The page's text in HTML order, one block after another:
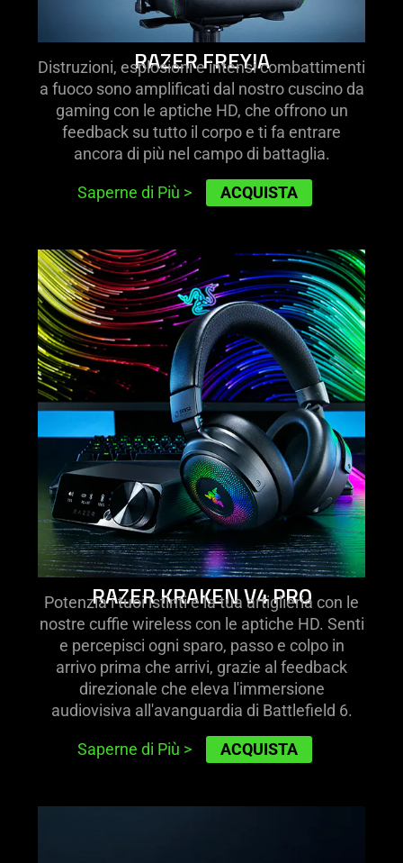
provide
additional
information.
RAZER FREYJA
Distruzioni, esplosioni e intensi combattimenti
a fuoco sono amplificati dal nostro cuscino da
gaming con le aptiche HD, che offrono un
feedback su tutto il corpo e ti fa entrare
ancora di più nel campo di battaglia.
Saperne di Più > ACQUISTA
learn
more
-
razer
kraken
v4
pro
RAZER KRAKEN V4 PRO
Potenzia i tuoi istinti e la tua artiglieria con le
nostre cuffie wireless con le aptiche HD. Senti
e percepisci ogni sparo, passo e colpo in
arrivo prima che arrivi, grazie al feedback
direzionale che eleva l'immersione
audiovisiva all'avanguardia di Battlefield 6.
Saperne di Più > ACQUISTA